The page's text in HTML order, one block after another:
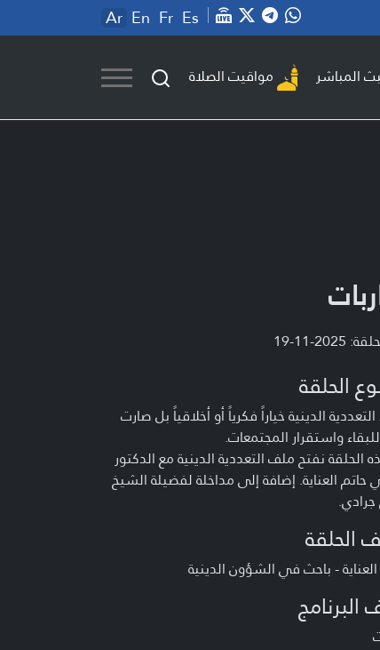
Ar En Fr Es
المباشر مواقيت الصلاة
11-19
الحلقة
الدينية خياراً فكرياً أو أخلاقياً بل صارت
واستقرار المجتمعات.
نفتح ملف التعددية الدينية مع الدكتور
حاتم العناية. إضافة إلى مداخلة لفضيلة الشيخ
الحلقة
- باحث في الشؤون الدينية
البرنامج